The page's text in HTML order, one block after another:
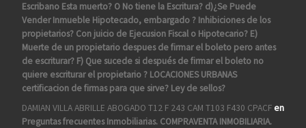
Escribano Esta muerto? O No tiene la Escritura? d)¿Se Puede
Vender Inmueble Hipotecado, embargado ? Inhibiciones de los
propietarios? Con juicio de Ejecusion Fiscal o Hipotecario? E)
Muerte de un propietario despues de firmar el boleto pero antes
de escriturar? F) Que sucede si después de firmar el boleto no
quiere escriturar el propietario ? LOCACIONES URBANAS
certificacion de firmas para que sirve? Ley de sellos?
DAMIAN VILLA ABRILLE ABOGADO T12 F 243 CAM T103 F430 CPACFen
Preguntas frecuentes Inmobiliarias. COMPRAVENTA INMOBILIARIA.